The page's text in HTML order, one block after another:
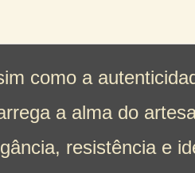
como a
a alma do
resistência e